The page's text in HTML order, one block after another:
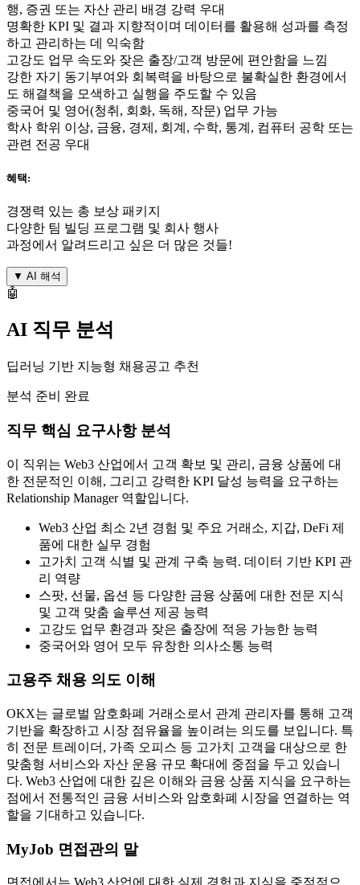
행, 증권 또는 자산 관리 배경 강력 우대
명확한 KPI 및 결과 지향적이며 데이터를 활용해 성과를 측정
하고 관리하는 데 익숙함
고강도 업무 속도와 잦은 출장/고객 방문에 편안함을 느낌
강한 자기 동기부여와 회복력을 바탕으로 불확실한 환경에서
도 해결책을 모색하고 실행을 주도할 수 있음
중국어 및 영어(청취, 회화, 독해, 작문) 업무 가능
학사 학위 이상, 금융, 경제, 회계, 수학, 통계, 컴퓨터 공학 또는
관련 전공 우대
혜택:
경쟁력 있는 총 보상 패키지
다양한 팀 빌딩 프로그램 및 회사 행사
과정에서 알려드리고 싶은 더 많은 것들!
▼ AI 해석
🤖
AI 직무 분석
딥러닝 기반 지능형 채용공고 추천
분석 준비 완료
직무 핵심 요구사항 분석
이 직위는 Web3 산업에서 고객 확보 및 관리, 금융 상품에 대
한 전문적인 이해, 그리고 강력한 KPI 달성 능력을 요구하는
Relationship Manager 역할입니다.
Web3 산업 최소 2년 경험 및 주요 거래소, 지갑, DeFi 제
품에 대한 실무 경험
고가치 고객 식별 및 관계 구축 능력. 데이터 기반 KPI 관
리 역량
스팟, 선물, 옵션 등 다양한 금융 상품에 대한 전문 지식
및 고객 맞춤 솔루션 제공 능력
고강도 업무 환경과 잦은 출장에 적응 가능한 능력
중국어와 영어 모두 유창한 의사소통 능력
고용주 채용 의도 이해
OKX는 글로벌 암호화폐 거래소로서 관계 관리자를 통해 고객
기반을 확장하고 시장 점유율을 높이려는 의도를 보입니다. 특
히 전문 트레이더, 가족 오피스 등 고가치 고객을 대상으로 한
맞춤형 서비스와 자산 운용 규모 확대에 중점을 두고 있습니
다. Web3 산업에 대한 깊은 이해와 금융 상품 지식을 요구하는
점에서 전통적인 금융 서비스와 암호화폐 시장을 연결하는 역
할을 기대하고 있습니다.
MyJob 면접관의 말